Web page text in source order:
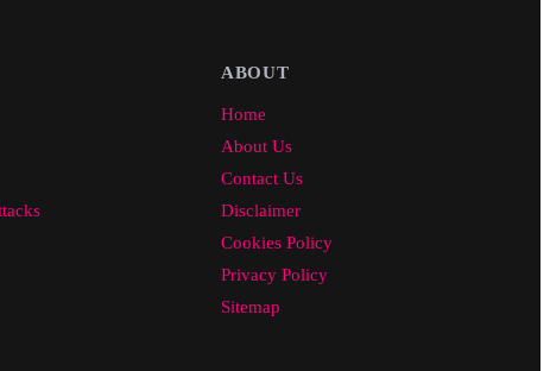
ABOUT
Home
About Us
Contact Us
Disclaimer
Cookies Policy
Privacy Policy
Sitemap